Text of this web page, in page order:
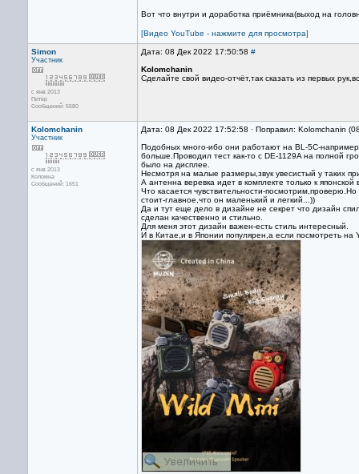
Вот что внутри и доработка приёмника(выход на
[Видео YouTube - нажмите для просмотра]
Simon
Участник
с янв 2013
Питер
Сообщений: 5580
Дата: 08 Дек 2022 17:50:58 #
Kolomchanin
Сделайте свой видео-отчёт,так сказать из первых
Kolomchanin
Участник
с янв 2013
Коломна
Сообщений: 1651
Дата: 08 Дек 2022 17:52:58 · Поправил: Kolomchanin
Подобных много-ибо они работают на BL-5C-
больше.Проводил тест как-то с DE-1129A на полной
было на дисплее.
Несмотря на малые размеры,звук увесистый у таких
А антенна веревка идет в комплекте только к
Что касается чувствительности-
стоит-главное,что он маленький и легкий...))
Да и тут еще дело в дизайне не секрет что дизайн
сделан качественно и стильно.
Для меня этот дизайн важен-есть стиль интересный.
И в Китае,и в Японии популярен,а если посмотреть